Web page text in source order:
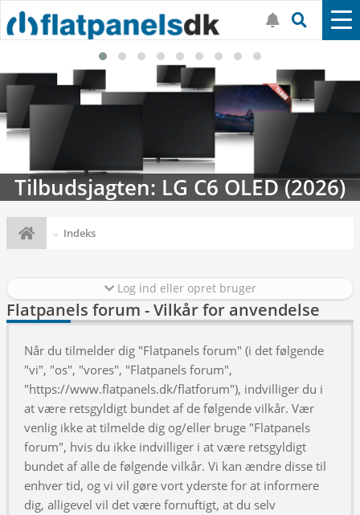
Tilbudsjagten: LG C6 OLED (2026)
Indeks
Log ind eller opret bruger
Flatpanels forum - Vilkår for anvendelse
Når du tilmelder dig "Flatpanels forum" (i det følgende
"vi", "os", "vores", "Flatpanels forum",
"https://www.flatpanels.dk/flatforum"), indvilliger du i
at være retsgyldigt bundet af de følgende vilkår. Vær
venlig ikke at tilmelde dig og/eller bruge "Flatpanels
forum", hvis du ikke indvilliger i at være retsgyldigt
bundet af alle de følgende vilkår. Vi kan ændre disse til
enhver tid, og vi vil gøre vort yderste for at informere
dig, alligevel vil det være fornuftigt, at du selv